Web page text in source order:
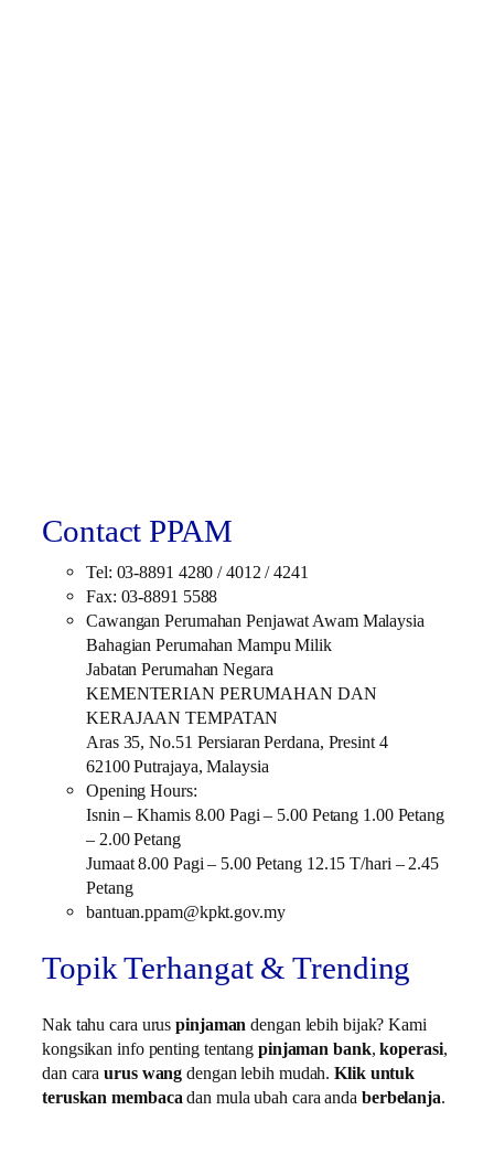
Contact PPAM
Tel: 03-8891 4280 / 4012 / 4241
Fax: 03-8891 5588
Cawangan Perumahan Penjawat Awam Malaysia
Bahagian Perumahan Mampu Milik
Jabatan Perumahan Negara
KEMENTERIAN PERUMAHAN DAN
KERAJAAN TEMPATAN
Aras 35, No.51 Persiaran Perdana, Presint 4
62100 Putrajaya, Malaysia
Opening Hours:
Isnin – Khamis 8.00 Pagi – 5.00 Petang 1.00 Petang
– 2.00 Petang
Jumaat 8.00 Pagi – 5.00 Petang 12.15 T/hari – 2.45
Petang
bantuan.ppam@kpkt.gov.my
Topik Terhangat & Trending
Nak tahu cara uruspinjaman dengan lebih bijak? Kami
kongsikan info penting tentang pinjaman bank,koperasi,
dan caraurus wang dengan lebih mudah.Klik untuk
teruskan membaca dan mula ubah cara anda berbelanja.